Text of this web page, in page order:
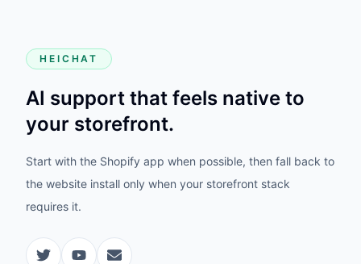
HEICHAT
AI support that feels native to
your storefront.
Start with the Shopify app when possible, then fall back to
the website install only when your storefront stack
requires it.